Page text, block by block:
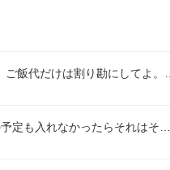
飯代だけは割り勘にしてよ。…
定も入れなかったらそれはそ…